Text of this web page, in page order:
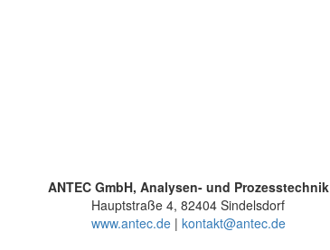
ANTEC GmbH, Analysen- und Prozesstechnik
Hauptstraße 4, 82404 Sindelsdorf
www.antec.de| kontakt@antec.de